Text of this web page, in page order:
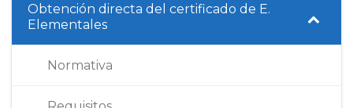
Obtención directa del certificado de E.
Elementales
Normativa